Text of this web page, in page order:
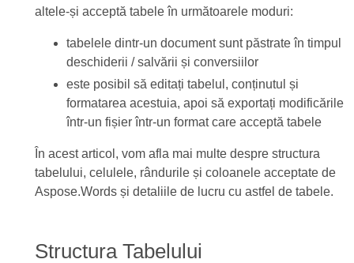
altele-și acceptă tabele în următoarele moduri:
tabelele dintr-un document sunt păstrate în timpul
deschiderii / salvării și conversiilor
este posibil să editați tabelul, conținutul și
formatarea acestuia, apoi să exportați modificările
într-un fișier într-un format care acceptă tabele
În acest articol, vom afla mai multe despre structura
tabelului, celulele, rândurile și coloanele acceptate de
Aspose.Words și detaliile de lucru cu astfel de tabele.
Structura Tabelului